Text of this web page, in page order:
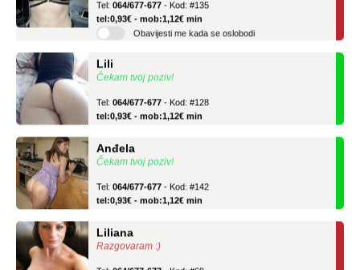
tel:0,93€ - mob:1,12€ min
Obavijesti me kada se oslobodi
Čekam tvoj poziv!
tel:0,93€ - mob:1,12€ min
Čekam tvoj poziv!
tel:0,93€ - mob:1,12€ min
Razgovaram :)